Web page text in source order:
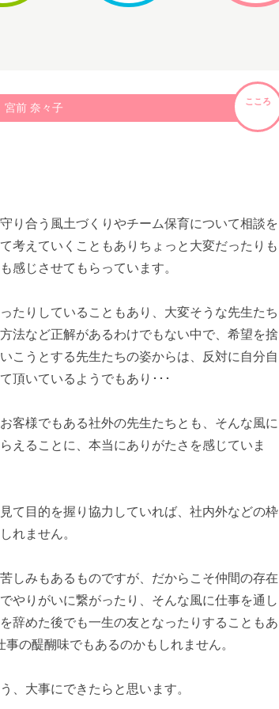
前 奈々子 こころ
り合う風土づくりやチーム保育について相談を
考えていくこともありちょっと大変だったりも
感じさせてもらっています。
たりしていることもあり、大変そうな先生たち
法など正解があるわけでもない中で、希望を捨
こうとする先生たちの姿からは、反対に自分自
頂いているようでもあり･･･
客様でもある社外の先生たちとも、そんな風に
えることに、本当にありがたさを感じていま
て目的を握り協力していれば、社内外などの枠
れません。
しみもあるものですが、だからこそ仲間の存在
やりがいに繋がったり、そんな風に仕事を通し
辞めた後でも一生の友となったりすることもあ
の醍醐味でもあるのかもしれません。
、大事にできたらと思います。